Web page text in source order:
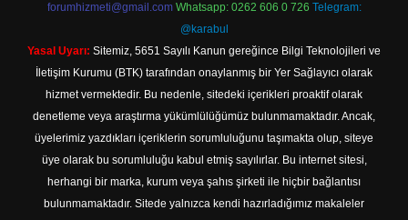
forumhizmeti@gmail.com Whatsapp: 0262 606 0 726 Telegram:
@karabul
Yasal Uyarı: Sitemiz, 5651 Sayılı Kanun gereğince Bilgi Teknolojileri ve
İletişim Kurumu (BTK) tarafından onaylanmış bir Yer Sağlayıcı olarak
hizmet vermektedir. Bu nedenle, sitedeki içerikleri proaktif olarak
denetleme veya araştırma yükümlülüğümüz bulunmamaktadır. Ancak,
üyelerimiz yazdıkları içeriklerin sorumluluğunu taşımakta olup, siteye
üye olarak bu sorumluluğu kabul etmiş sayılırlar. Bu internet sitesi,
herhangi bir marka, kurum veya şahıs şirketi ile hiçbir bağlantısı
bulunmamaktadır. Sitede yalnızca kendi hazırladığımız makaleler